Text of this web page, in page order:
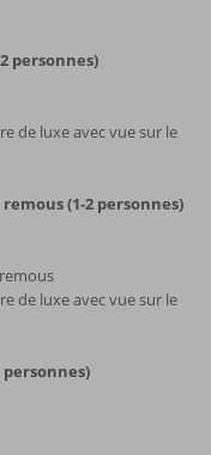
personnes)
de luxe avec vue sur le
(1-2 personnes)
de luxe avec vue sur le